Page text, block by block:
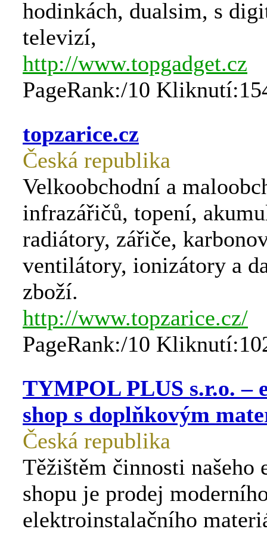
hodinkách, dualsim, s
televizí,
http://www.topgadget.cz
PageRank:/10
topzarice.cz
Česká republika
Velkoobchodní a
infrazářičů, topení,
radiátory, zářiče,
ventilátory, ionizátory a
zboží.
http://www.topzarice.cz/
PageRank:/10
TYMPOL PLUS s.r.o. –
shop s doplňkovým
Česká republika
Těžištěm činnosti našeho
shopu je prodej
elektroinstalačního